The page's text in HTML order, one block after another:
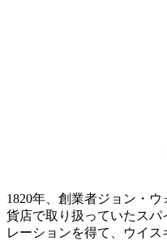
1820年、創業者ジョン・
貨店で取り扱っていたス
レーションを得て、ウイ